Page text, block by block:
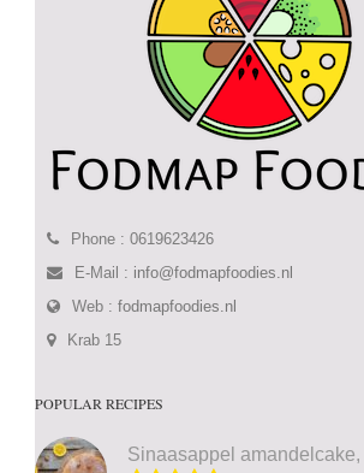
Phone : 0619623426
E-Mail : info@fodmapfoodies.nl
Web :fodmapfoodies.nl
Krab 15
POPULAR RECIPES
Sinaasappel